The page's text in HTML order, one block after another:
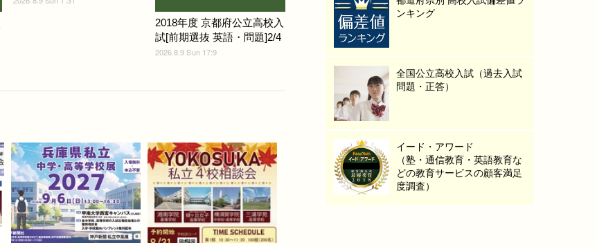
2018年度 京都府公立高校入
試[前期選抜 英語・問題]2/4
2026.8.9 Sun 17:9
ンキング
全国公立高校入試（過去入試
問題・正答）
イード・アワード
（塾・通信教育・英語教育な
どの教育サービスの顧客満足
度調査）